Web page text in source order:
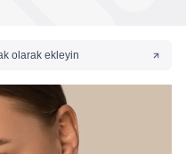
olarak ekleyin